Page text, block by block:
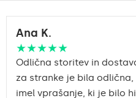
Ana K.
★★★★★
Odlična storitev in
za stranke je bila odlična,
imel vprašanje, ki je bilo